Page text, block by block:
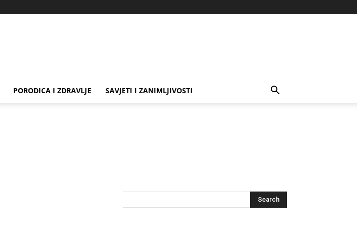
PORODICA I ZDRAVLJE SAVJETI I ZANIMLJIVOSTI